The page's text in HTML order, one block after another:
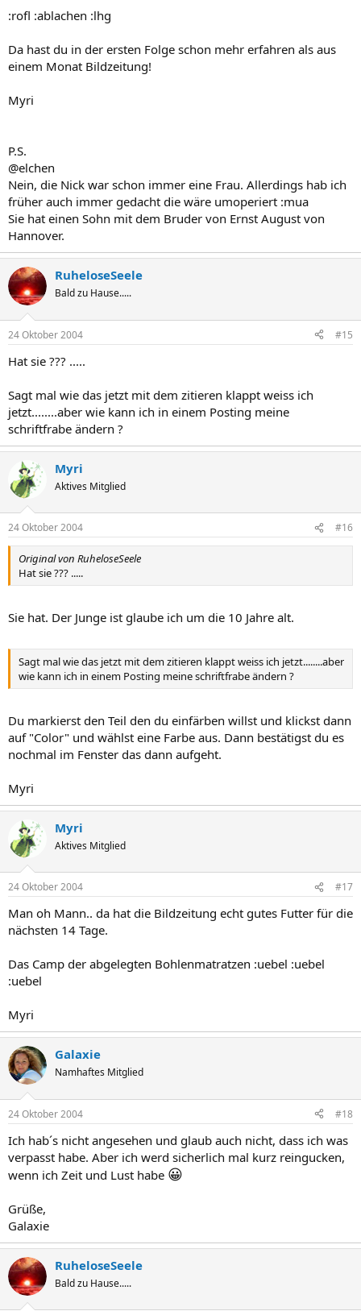
:rofl :ablachen :lhg
Da hast du in der ersten Folge schon mehr erfahren als aus
einem Monat Bildzeitung!
Myri
P.S.
@elchen
Nein, die Nick war schon immer eine Frau. Allerdings hab ich
früher auch immer gedacht die wäre umoperiert :mua
Sie hat einen Sohn mit dem Bruder von Ernst August von
Hannover.
RuheloseSeele
Bald zu Hause.....
24 Oktober 2004 #15
Hat sie ??? .....
Sagt mal wie das jetzt mit dem zitieren klappt weiss ich
jetzt........aber wie kann ich in einem Posting meine
schriftfrabe ändern ?
Myri
Aktives Mitglied
24 Oktober 2004 #16
Original von RuheloseSeele
Hat sie ??? .....
Sie hat. Der Junge ist glaube ich um die 10 Jahre alt.
Sagt mal wie das jetzt mit dem zitieren klappt weiss ich jetzt........aber
wie kann ich in einem Posting meine schriftfrabe ändern ?
Du markierst den Teil den du einfärben willst und klickst dann
auf "Color" und wählst eine Farbe aus. Dann bestätigst du es
nochmal im Fenster das dann aufgeht.
Myri
Myri
Aktives Mitglied
24 Oktober 2004 #17
Man oh Mann.. da hat die Bildzeitung echt gutes Futter für die
nächsten 14 Tage.
Das Camp der abgelegten Bohlenmatratzen :uebel :uebel
:uebel
Myri
Galaxie
Namhaftes Mitglied
24 Oktober 2004 #18
Ich hab´s nicht angesehen und glaub auch nicht, dass ich was
verpasst habe. Aber ich werd sicherlich mal kurz reingucken,
wenn ich Zeit und Lust habe 😀
Grüße,
Galaxie
RuheloseSeele
Bald zu Hause.....